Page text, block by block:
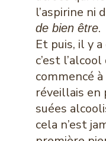
l’aspirine ni
de bien être.
Et puis, il y
c’est
commencé
réveillais en
suées
cela n’est